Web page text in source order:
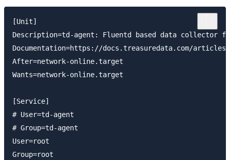
[Unit]
Description=td-agent: Fluentd based data collector
Documentation=https://docs.treasuredata.com/
After=network-online.target
Wants=network-online.target
[Service]
# User=td-agent
# Group=td-agent
User=root
Group=root